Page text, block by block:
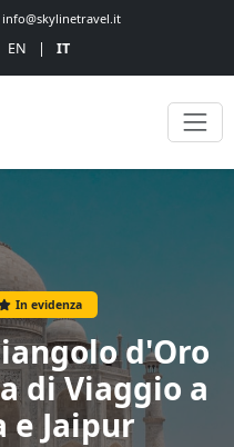
info@skylinetravel.it
EN | IT
In evidenza
d'Oro
di Viaggio a
e Jaipur